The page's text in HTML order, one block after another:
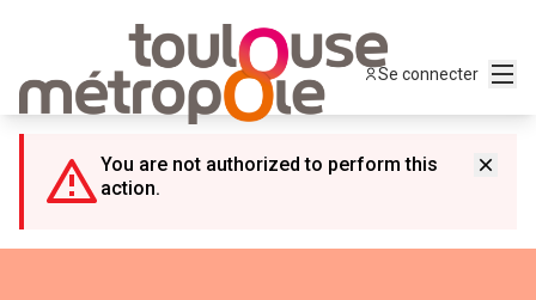
Se connecter
You are not authorized to perform this
action.